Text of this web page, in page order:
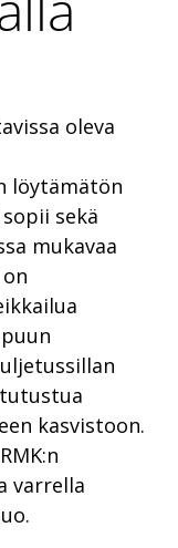
oleva
löytämätön
sekä
mukavaa
kasvistoon.
varrella